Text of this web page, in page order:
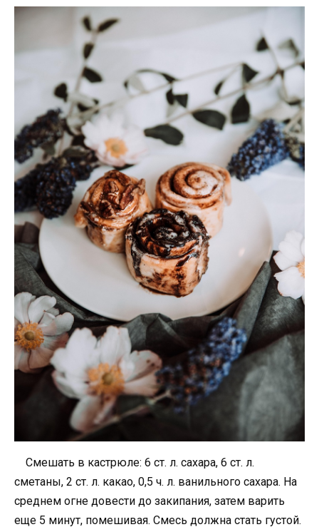
Смешать в кастрюле: 6 ст. л. сахара, 6 ст. л.
сметаны, 2 ст. л. какао, 0,5 ч. л. ванильного сахара. На
среднем огне довести до закипания, затем варить
еще 5 минут, помешивая. Смесь должна стать густой.